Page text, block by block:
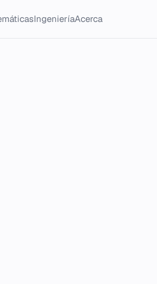
IngenieríaAcerca